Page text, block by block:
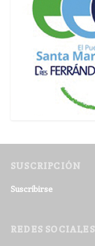
SUSCRIPCIÓN
Suscribirse
REDES SOCIALES